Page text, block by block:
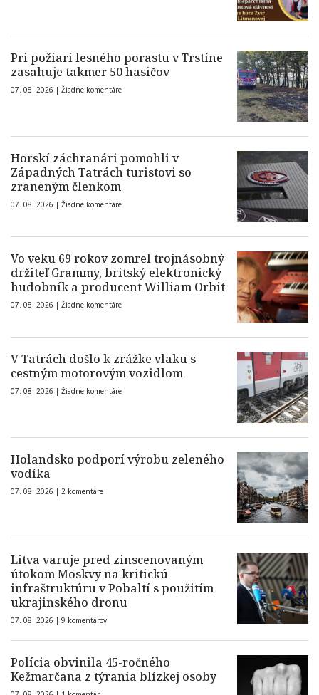
Pri požiari lesného porastu v Trstíne
zasahuje takmer 50 hasičov
07. 08. 2026 | Žiadne komentáre
Horskí záchranári pomohli v
Západných Tatrách turistovi so
zraneným členkom
07. 08. 2026 | Žiadne komentáre
Vo veku 69 rokov zomrel trojnásobný
držiteľ Grammy, britský elektronický
hudobník a producent William Orbit
07. 08. 2026 | Žiadne komentáre
V Tatrách došlo k zrážke vlaku s
cestným motorovým vozidlom
07. 08. 2026 | Žiadne komentáre
Holandsko podporí výrobu zeleného
vodíka
07. 08. 2026 | 2 komentáre
Litva varuje pred zinscenovaným
útokom Moskvy na kritickú
infraštruktúru v Pobaltí s použitím
ukrajinského dronu
07. 08. 2026 | 9 komentárov
Polícia obvinila 45-ročného
Kežmarčana z týrania blízkej osoby